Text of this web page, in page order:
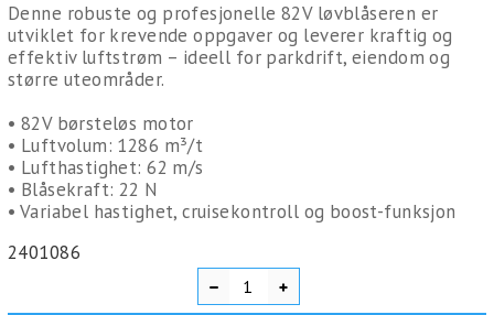
Denne robuste og profesjonelle 82V løvblåseren er
utviklet for krevende oppgaver og leverer kraftig og
effektiv luftstrøm – ideell for parkdrift, eiendom og
større uteområder.
• 82V børsteløs motor
• Luftvolum: 1286 m³/t
• Lufthastighet: 62 m/s
• Blåsekraft: 22 N
• Variabel hastighet, cruisekontroll og boost-funksjon
2401086